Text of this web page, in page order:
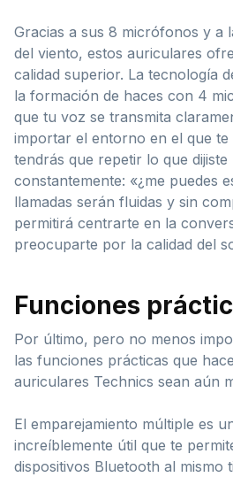
Gracias a sus 8 micrófonos y a
del viento, estos auriculares
calidad superior. La tecnología
la formación de haces con 4
que tu voz se transmita
importar el entorno en el que te
tendrás que repetir lo que
constantemente: «¿me puedes
llamadas serán fluidas y sin
permitirá centrarte en la
preocuparte por la calidad del
Funciones
Por último, pero no menos
las funciones prácticas que
auriculares Technics sean aún
El emparejamiento múltiple es
increíblemente útil que te
dispositivos Bluetooth al mismo